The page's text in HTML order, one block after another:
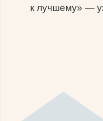
к лучшему» —